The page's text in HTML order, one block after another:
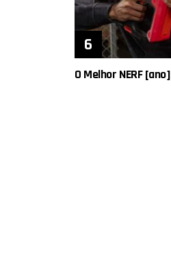
O Melhor NERF [ano]